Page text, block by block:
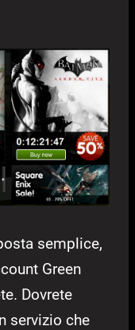
semplice,
Green
Dovrete
servizio che